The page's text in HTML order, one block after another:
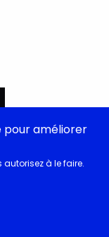
pour améliorer
autorisez à le faire.